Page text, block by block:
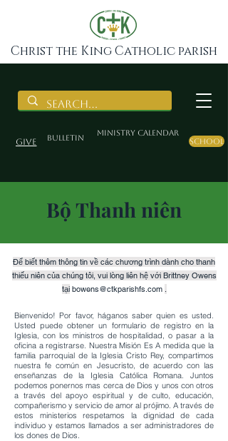
School
Give BULLETIN
Ministry Calendar
Christ the King Catholic parish
Bộ Thanh niên
Để biết thêm thông tin về các chương trình dành cho thanh
thiếu niên của chúng tôi, vui lòng liên hệ với Brittney Owens
tại bowens@ctkparishfs.com .
Bienvenido! Por favor, háganos saber quien es usted.
Usted puede obtener un formulario de registro en la
Iglesia, con los ministros de hospitalidad, o pasar a la
oficina a registrarse. Nuestra Misión Es A medida que la
familia parroquial de la Iglesia Cristo Rey, compartimos
nuestra fe común en Jesucristo, de acuerdo con las
enseñanzas de la Iglesia Católica Romana. Juntos
podemos ponernos mas cerca de Dios y unos con otros
a través del apoyo espiritual y de culto, educación,
compañerismo y servicio de amor al prójimo. A través de
estos ministerios respetamos la dignidad de cada
individuo y estamos llamados a ser administradores de
los dones de Dios.